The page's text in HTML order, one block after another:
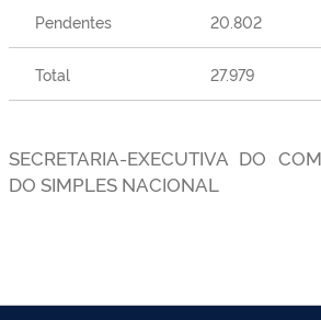
Pendentes 20.802
Total 27.979
SECRETARIA-EXECUTIVA DO
DO SIMPLES NACIONAL